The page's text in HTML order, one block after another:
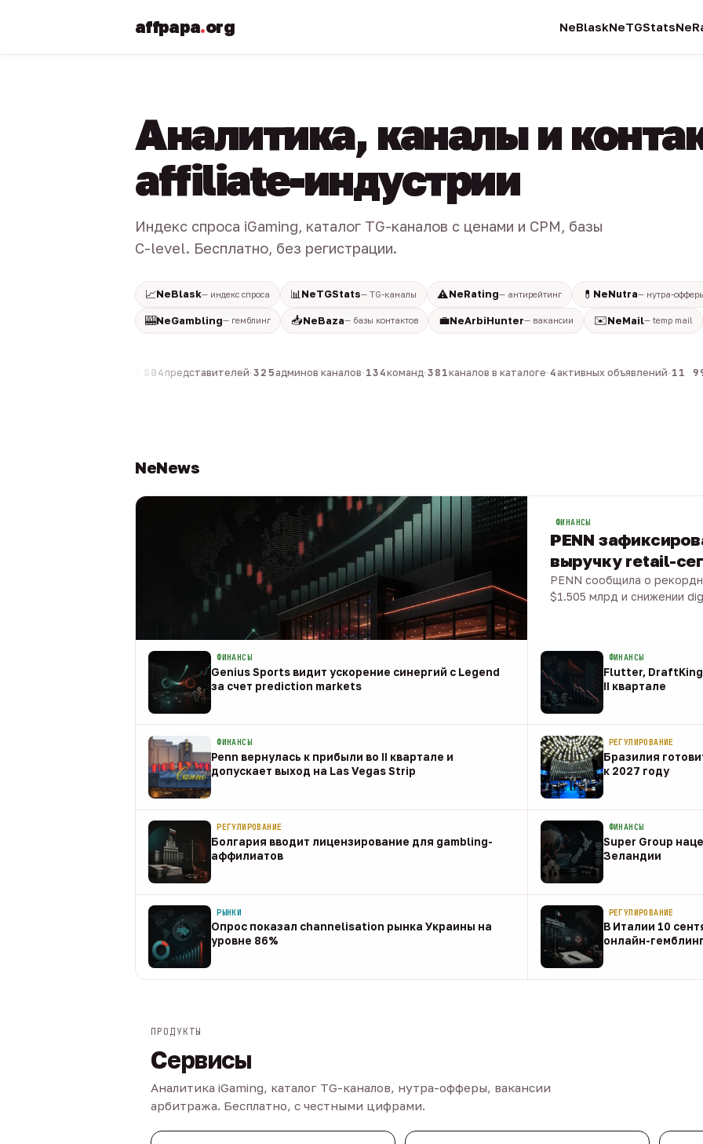
affpapa.org NeBlaskNeTGStats
Аналитика, каналы и
affiliate-индустрии
Индекс спроса iGaming, каталог TG-каналов с ценами и CPM, базы
C-level. Бесплатно, без регистрации.
📈NeBlask— индекс спроса 📊 NeTGStats— TG-каналы ⚠️NeRating— антирейтинг 💊 NeNutra— нутра-
🎰NeGambling— гемблинг 📥NeBaza— базы контактов 💼NeArbiHunter— вакансии ✉️NeMail— temp mail
804представителей·325админов каналов·134команд·381каналов в каталоге·4активных объявлений·11 990
NeNews
ФИНАНСЫ
PENN
выручку retail-
PENN сообщила о
$1.505 млрд и снижении
ФИНАНСЫ
Genius Sports видит ускорение синергий с Legend
за счет prediction markets
ФИНАНСЫ
Flutter,
II квартале
08 авг
ФИНАНСЫ
Penn вернулась к прибыли во II квартале и
допускает выход на Las Vegas Strip
РЕГУЛИРОВАНИЕ
Бразилия
к 2027 году
08 авг
РЕГУЛИРОВАНИЕ
Болгария вводит лицензирование для gambling-
аффилиатов
ФИНАНСЫ
Super Group
Зеландии
08 авг
РЫНКИ
Опрос показал channelisation рынка Украины на
уровне 86%
РЕГУЛИРОВАНИЕ
В Италии 10
онлайн-
07 авг
ПРОДУКТЫ
Сервисы
Аналитика iGaming, каталог TG-каналов, нутра-офферы, вакансии
арбитража. Бесплатно, с честными цифрами.